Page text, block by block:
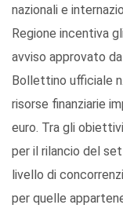
nazionali e
Regione incentiva
avviso approvato
Bollettino ufficiale
risorse finanziarie
euro. Tra gli
per il rilancio del
livello di
per quelle